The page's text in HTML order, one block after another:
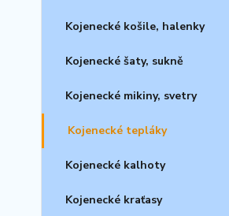
Kojenecké košile, halenky
Kojenecké šaty, sukně
Kojenecké mikiny, svetry
Kojenecké tepláky
Kojenecké kalhoty
Kojenecké kraťasy